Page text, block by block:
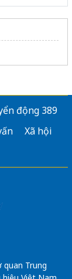
động 389
Xã hội
quan Trung